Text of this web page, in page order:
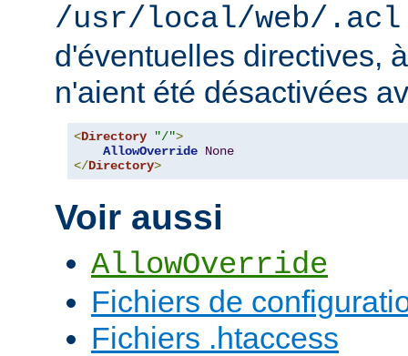
/usr/local/web/.acl
d'éventuelles directives,
n'aient été désactivées
<Directory "/">
AllowOverride None
</Directory>
Voir aussi
AllowOverride
Fichiers de
Fichiers .htaccess